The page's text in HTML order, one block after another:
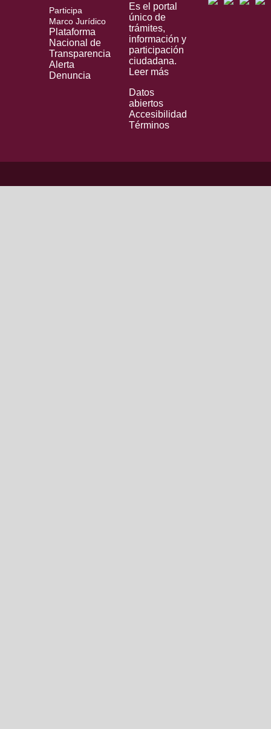
Participa
Marco Jurídico
Plataforma
Nacional de
Transparencia
Alerta
Denuncia
Es el portal
único de
trámites,
información y
participación
ciudadana.
Leer más
Datos
abiertos
Accesibilidad
Términos